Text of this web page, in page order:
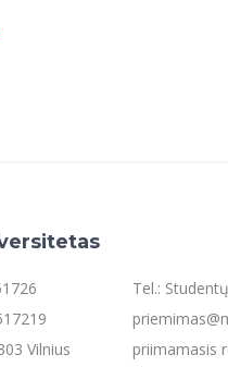
Vilnius
Tel.:
priimamasis